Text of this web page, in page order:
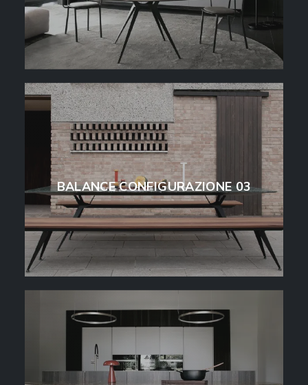
BALANCE CONFIGURAZIONE 03